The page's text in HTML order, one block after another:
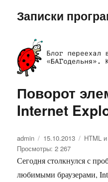
Записки
Поворот
Internet
Автор
admin Опубликовано
15.10.2013 HTML
Просмотры: 2 267
Сегодня столкнулся с
любимыми браузерами,